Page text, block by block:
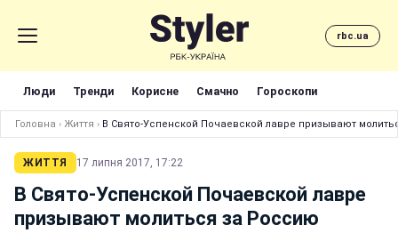
rbc.ua
Люди Тренди Корисне Смачно Гороскопи
Головна › Життя › В Свято-Успенской Почаевской лавре призывают
ЖИТТЯ 17 липня 2017, 17:22
В Свято-Успенской Почаевской лавре
призывают молиться за Россию